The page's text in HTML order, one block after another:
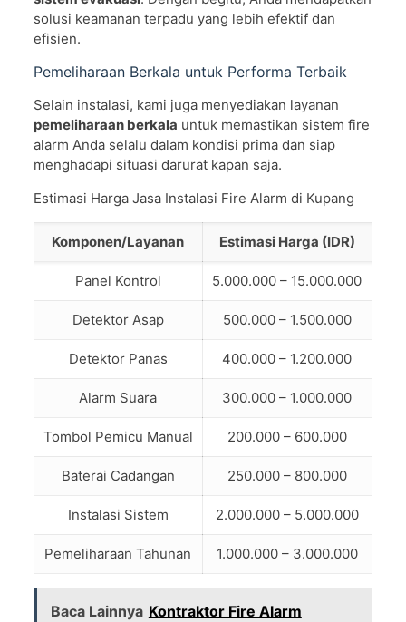
solusi keamanan terpadu yang lebih efektif dan
efisien.
Pemeliharaan Berkala untuk Performa Terbaik
Selain instalasi, kami juga menyediakan layanan
pemeliharaan berkala untuk memastikan sistem fire
alarm Anda selalu dalam kondisi prima dan siap
menghadapi situasi darurat kapan saja.
Estimasi Harga Jasa Instalasi Fire Alarm di Kupang
Komponen/Layanan Estimasi Harga (IDR)
Panel Kontrol 5.000.000 – 15.000.000
Detektor Asap 500.000 – 1.500.000
Detektor Panas 400.000 – 1.200.000
Alarm Suara 300.000 – 1.000.000
Tombol Pemicu Manual 200.000 – 600.000
Baterai Cadangan 250.000 – 800.000
Instalasi Sistem 2.000.000 – 5.000.000
Pemeliharaan Tahunan 1.000.000 – 3.000.000
Baca Lainnya Kontraktor Fire Alarm